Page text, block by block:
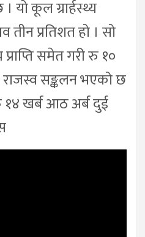
यो कूल ग्रार्हस्थ्य
प्रतिशत हो । सो
समेत गरी रु १०
राजस्व सङ्कलन भएको छ
खर्ब आठ अर्ब दुई